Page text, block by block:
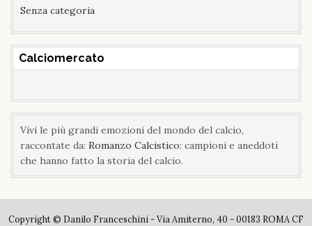
Senza categoria
Calciomercato
Vivi le più grandi emozioni del mondo del calcio,
raccontate da: Romanzo Calcistico: campioni e aneddoti
che hanno fatto la storia del calcio.
Copyright © Danilo Franceschini - Via Amiterno, 40 - 00183 ROMA CF